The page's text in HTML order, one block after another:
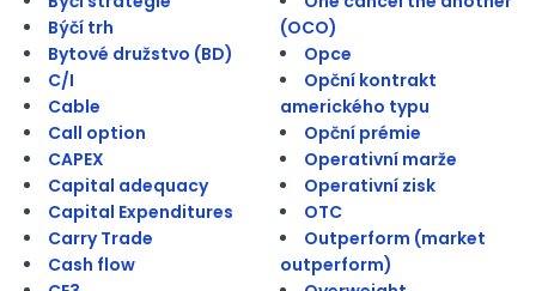
Býčí trh
Bytové družstvo (BD)
C/I
Cable
Call option
CAPEX
Capital adequacy
Capital Expenditures
Carry Trade
Cash flow
(OCO)
Opce
Opční kontrakt
amerického typu
Opční prémie
Operativní marže
Operativní zisk
OTC
Outperform (market
outperform)